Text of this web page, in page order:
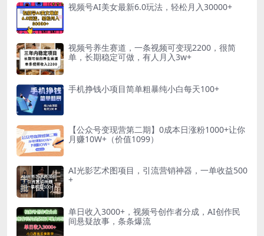
视频号AI美女最新6.0玩法，轻松月入30000+
视频号养生赛道，一条视频可变现2200，很简
单，长期稳定可做，有人月入3w+
手机挣钱小项目简单粗暴纯小白每天100+
【公众号变现营第二期】0成本日涨粉1000+让你
月赚10W+（价值1099）
AI光影艺术图项目，引流营销神器，一单收益500
+
单日收入3000+，视频号创作者分成，AI创作民
间悬疑故事，条条爆流